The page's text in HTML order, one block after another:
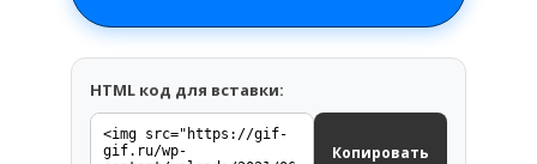
HTML код для вставки:
Копировать